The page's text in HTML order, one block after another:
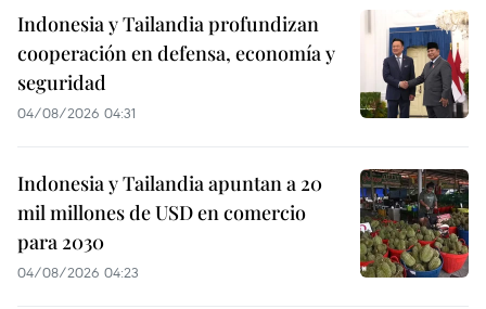
Indonesia y Tailandia profundizan
cooperación en defensa, economía y
seguridad
04/08/2026 04:31
Indonesia y Tailandia apuntan a 20
mil millones de USD en comercio
para 2030
04/08/2026 04:23